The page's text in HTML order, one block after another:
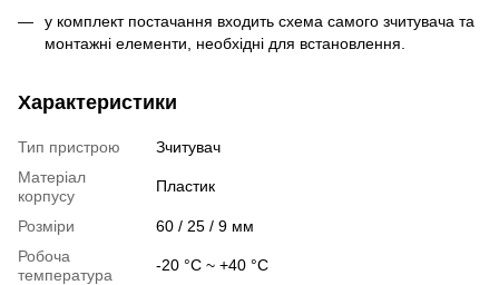
у комплект постачання входить схема самого зчитувача та
монтажні елементи, необхідні для встановлення.
Характеристики
Тип пристрою
Зчитувач
Матеріал
корпусу
Пластик
Розміри
60 / 25 / 9 мм
Робоча
температура
-20 °C ~ +40 °C